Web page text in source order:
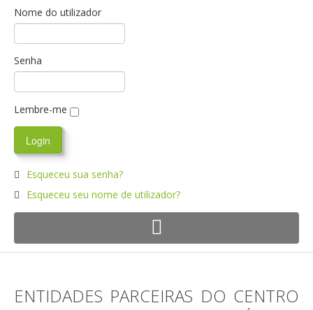
Nome do utilizador
Senha
Lembre-me
Esqueceu sua senha?
Esqueceu seu nome de utilizador?
ENTIDADES PARCEIRAS DO CENTRO